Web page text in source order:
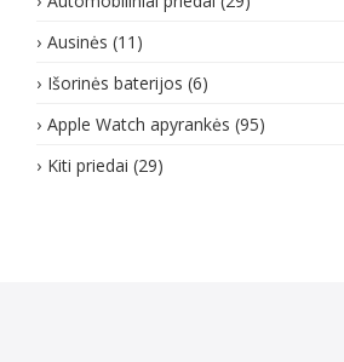
Ausinės (11)
Išorinės baterijos (6)
Apple Watch apyrankės (95)
Kiti priedai (29)